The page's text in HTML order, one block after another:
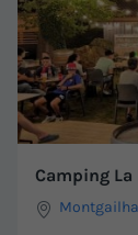
Camping